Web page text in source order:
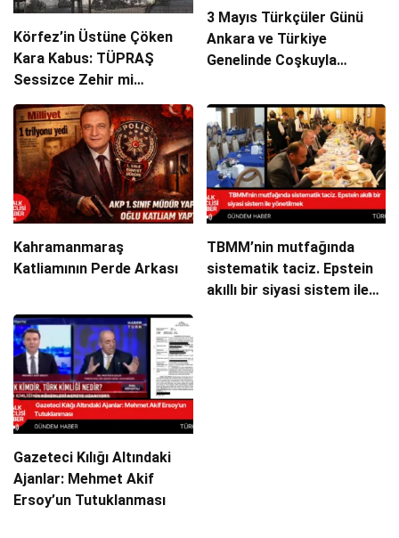
Körfez’in Üstüne Çöken
Kara Kabus: TÜPRAŞ
Sessizce Zehir mi
Saçıyor?
3 Mayıs Türkçüler Günü
Ankara ve Türkiye
Genelinde Coşkuyla
Kahramanmaraş
Katliamının Perde Arkası
TBMM’nin mutfağında
sistematik taciz. Epstein
akıllı bir siyasi sistem ile
Gazeteci Kılığı Altındaki
Ajanlar: Mehmet Akif
Ersoy’un Tutuklanması